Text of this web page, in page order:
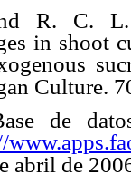
R. C. L.
in shoot
Culture.
de
abril de